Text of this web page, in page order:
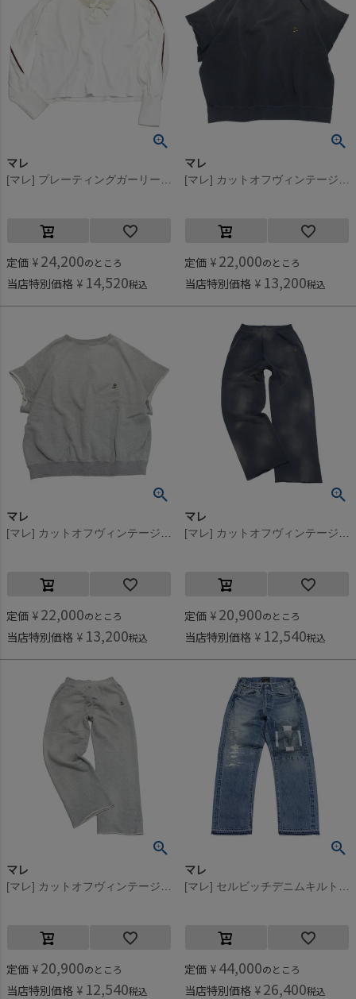
マレ
定価 ¥ 24,200のところ
当店特別価格 ¥ 14,520税込
マレ
定価 ¥ 22,000のところ
当店特別価格 ¥ 13,200税込
マレ
定価 ¥ 22,000のところ
当店特別価格 ¥ 13,200税込
マレ
定価 ¥ 20,900のところ
当店特別価格 ¥ 12,540税込
マレ
定価 ¥ 20,900のところ
当店特別価格 ¥ 12,540税込
マレ
定価 ¥ 44,000のところ
当店特別価格 ¥ 26,400税込